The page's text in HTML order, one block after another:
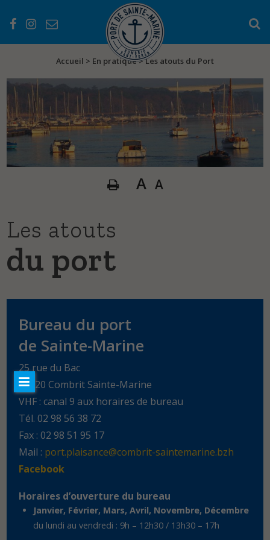
Accueil > En pratique>Les atouts du Port
A A
Les atouts
du port
Bureau du port
de Sainte-Marine
25 rue du Bac
29120 Combrit Sainte-Marine
VHF : canal 9 aux horaires de bureau
Tél. 02 98 56 38 72
Fax : 02 98 51 95 17
Mail : port.plaisance@combrit-saintemarine.bzh
Facebook
Horaires d’ouverture du bureau
Janvier, Février, Mars, Avril, Novembre, Décembre
du lundi au vendredi : 9h – 12h30 / 13h30 – 17h
PRÉSENTATION
Les services
L’histoire du port
Les atouts du Port
Séjourner au Port
Règlementations
AU FIL DE L’EAU
Actualités
WEBCAMS